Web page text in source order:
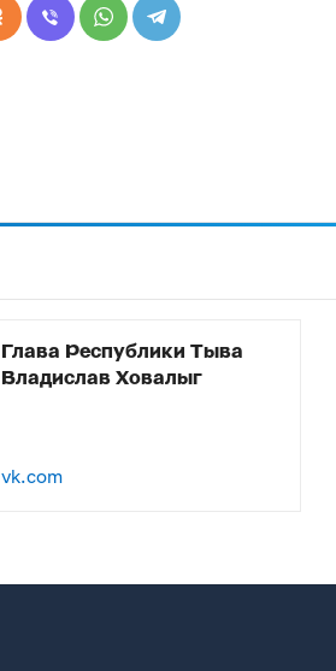
Глава Республики Тыва
Владислав Ховалыг
vk.com